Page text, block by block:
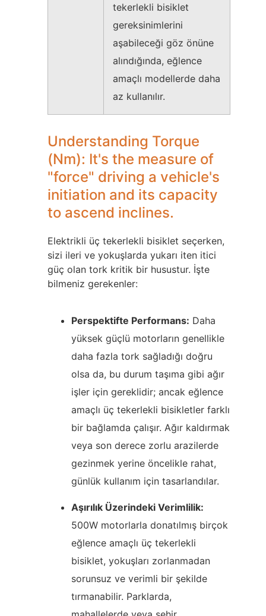
tekerlekli bisiklet
gereksinimlerini
aşabileceği göz önüne
alındığında, eğlence
amaçlı modellerde daha
az kullanılır.
Understanding Torque
(Nm): It's the measure of
"force" driving a vehicle's
initiation and its capacity
to ascend inclines.
Elektrikli üç tekerlekli bisiklet seçerken,
sizi ileri ve yokuşlarda yukarı iten itici
güç olan tork kritik bir husustur. İşte
bilmeniz gerekenler:
Perspektifte Performans: Daha
yüksek güçlü motorların genellikle
daha fazla tork sağladığı doğru
olsa da, bu durum taşıma gibi ağır
işler için gereklidir; ancak eğlence
amaçlı üç tekerlekli bisikletler farklı
bir bağlamda çalışır. Ağır kaldırmak
veya son derece zorlu arazilerde
gezinmek yerine öncelikle rahat,
günlük kullanım için tasarlandılar.
Aşırılık Üzerindeki Verimlilik:
500W motorlarla donatılmış birçok
eğlence amaçlı üç tekerlekli
bisiklet, yokuşları zorlanmadan
sorunsuz ve verimli bir şekilde
tırmanabilir. Parklarda,